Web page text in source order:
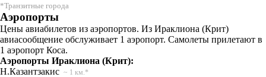
*Транзитные города
Аэропорты
Цены авиабилетов из аэропортов. Из Ираклиона (Крит)
авиасообщение обслуживает 1 аэропорт. Самолеты прилетают в
1 аэропорт Коса.
Аэропорты Ираклиона (Крит):
Н.Казантзакис ~ 1 км.*